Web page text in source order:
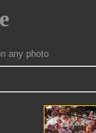
any photo